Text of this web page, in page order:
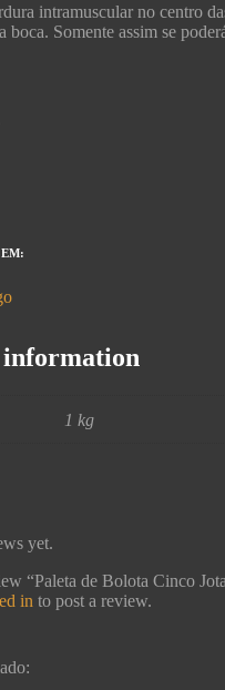
intramuscular no centro
boca. Somente assim se
1 kg
yet.
“Paleta de Bolota Cinco
in to post a review.